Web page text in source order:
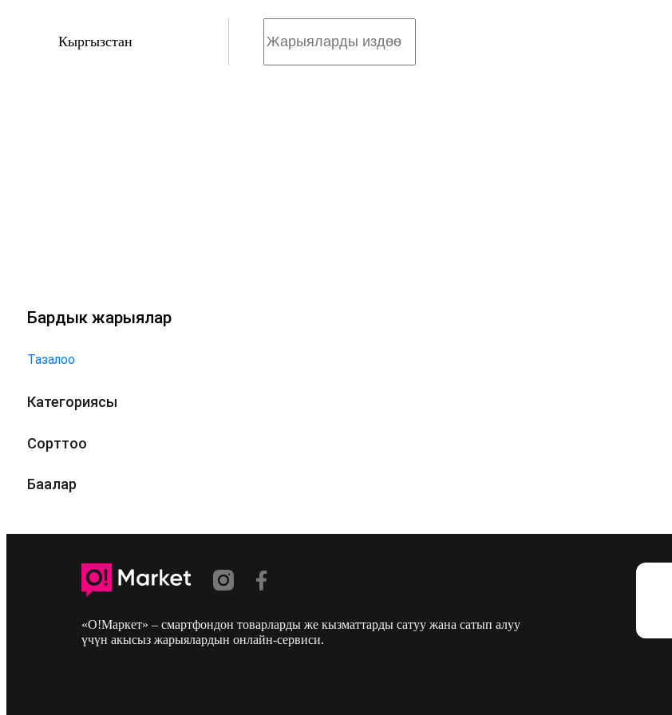
Кыргызстан
Бардык жарыялар
Тазалоо
Категориясы
Сорттоо
Баалар
«О!Маркет» – смартфондон товарларды же кызматтарды сатуу жана сатып алуу
үчүн акысыз жарыялардын онлайн-сервиси.